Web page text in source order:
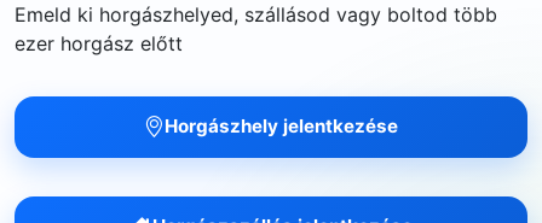
Emeld ki horgászhelyed, szállásod vagy boltod több
ezer horgász előtt
Horgászhely jelentkezése